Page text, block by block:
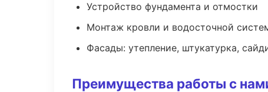
Устройство фундамента и отмостки
Монтаж кровли и водосточной
Фасады: утепление, штукатурка,
Преимущества работы с